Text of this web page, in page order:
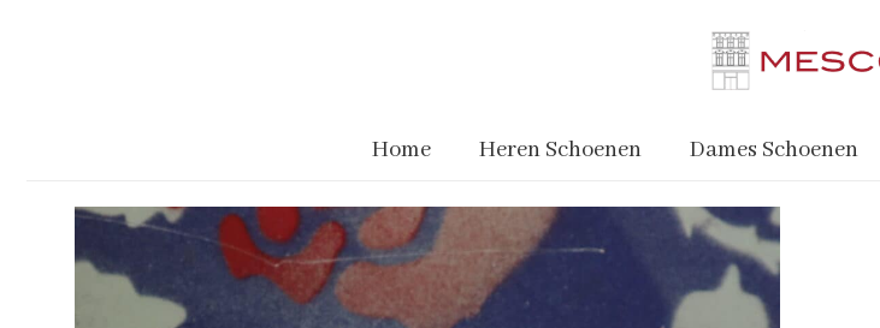
Home Heren Schoenen Dames Schoenen